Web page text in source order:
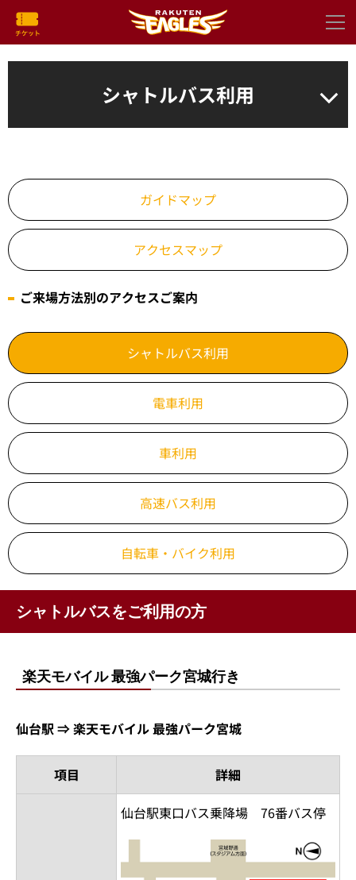
シャトルバス利用
ガイドマップ
アクセスマップ
ご来場方法別のアクセスご案内
シャトルバス利用
電車利用
車利用
高速バス利用
自転車・バイク利用
シャトルバスをご利用の方
楽天モバイル 最強パーク宮城行き
仙台駅 ⇒ 楽天モバイル 最強パーク宮城
項目 詳細
仙台駅東口バス乗降場 76番バス停